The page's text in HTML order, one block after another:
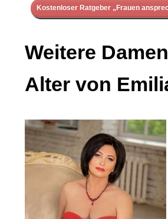
Kostenloser Ratgeber „Frauen
Weitere
Alter von